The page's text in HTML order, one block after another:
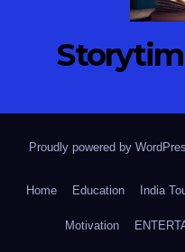
Proudly powered by
Home Education India
Motivation